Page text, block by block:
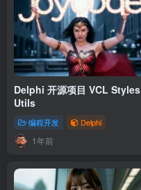
Delphi 开源项目 VCL Styles
Utils
编程开发 Delphi
1年前